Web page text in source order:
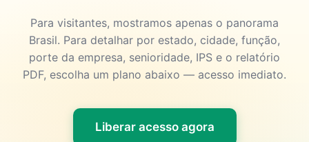
Para visitantes, mostramos apenas o panorama
Brasil. Para detalhar por estado, cidade, função,
porte da empresa, senioridade, IPS e o relatório
PDF, escolha um plano abaixo — acesso imediato.
Liberar acesso agora